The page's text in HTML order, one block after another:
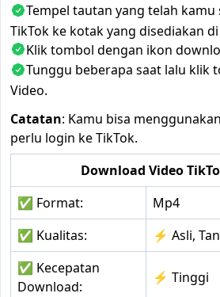
Tempel tautan yang telah kamu
TikTok ke kotak yang disediakan di
Klik tombol dengan ikon
Tunggu beberapa saat lalu klik
Video.
Catatan: Kamu bisa
perlu login ke TikTok.
Download Video
✅ Format:
Mp4
✅ Kualitas:
⚡ Asli,
✅ Kecepatan
Download:
⚡ Tinggi